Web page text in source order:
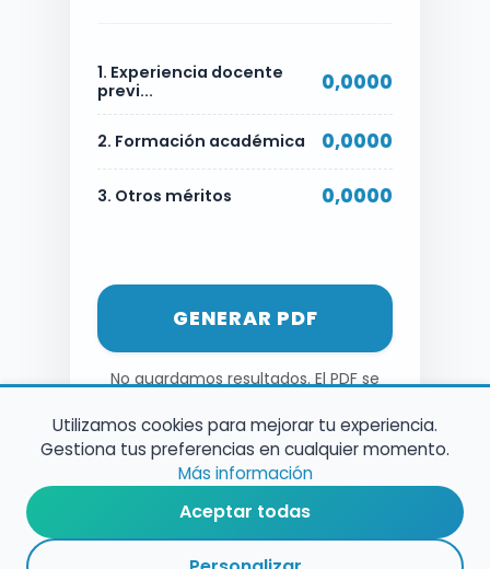
1. Experiencia docente
previ...
0,0000
2. Formación académica 0,0000
3. Otros méritos 0,0000
GENERAR PDF
No guardamos resultados. El PDF se
Utilizamos cookies para mejorar tu experiencia.
Gestiona tus preferencias en cualquier momento.
Más información
Aceptar todas